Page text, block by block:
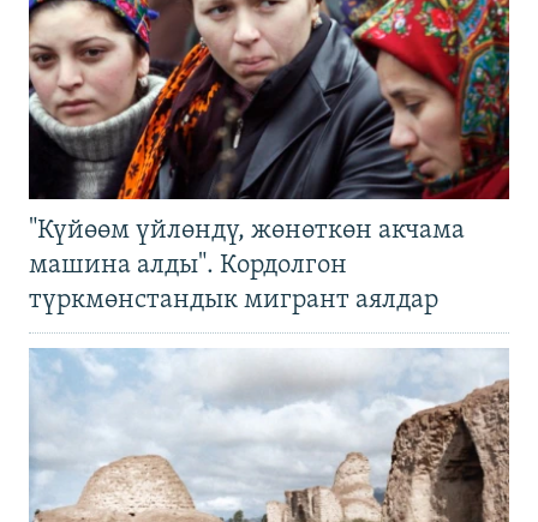
"Күйөөм үйлөндү, жөнөткөн акчама
машина алды". Кордолгон
түркмөнстандык мигрант аялдар